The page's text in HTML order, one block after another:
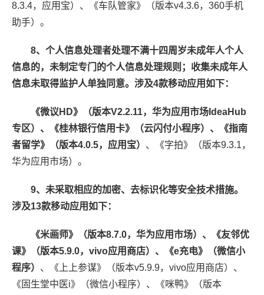
8.3.4，应用宝）、《车队管家》（版本v4.3.6，360手机
助手）。
8、个人信息处理者处理不满十四周岁未成年人个人
信息的，未制定专门的个人信息处理规则；收集未成年人
信息未取得监护人单独同意。涉及4款移动应用如下：
《微议HD》（版本V2.2.11，华为应用市场IdeaHub
专区）、《桂林银行信用卡》（云闪付小程序）、《指南
者留学》（版本4.0.5，应用宝） 、《字拍》（版本9.3.1，
华为应用市场）。
9、未采取相应的加密、去标识化等安全技术措施。
涉及13款移动应用如下：
《米画师》（版本8.7.0，华为应用市场）、《友邻优
课》（版本5.9.0，vivo应用商店）、《e充电》（微信小
程序） 、《上上参谋》（版本v5.9.9，vivo应用商店）、
《固生堂中医i》（微信小程序）、《咪鸭》（版本